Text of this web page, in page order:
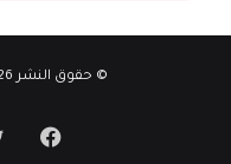
© حقوق النشر 2026، جميع الحقوق محفوظة